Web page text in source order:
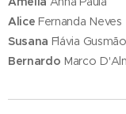
AliceFernanda Neves
Susana Flávia Gusmão
Bernardo Marco